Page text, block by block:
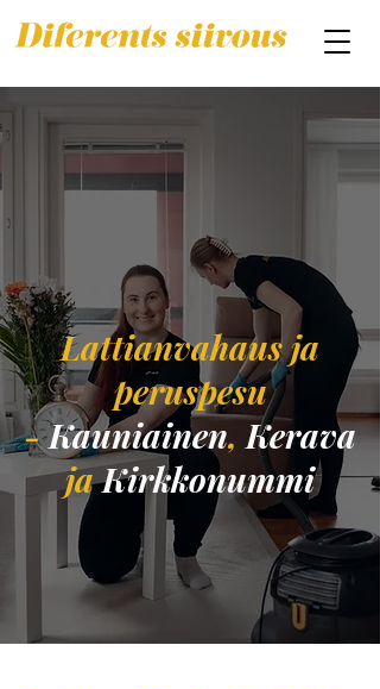
Lattianvahaus ja
peruspesu
-Kauniainen, Kerava
jaKirkkonummi